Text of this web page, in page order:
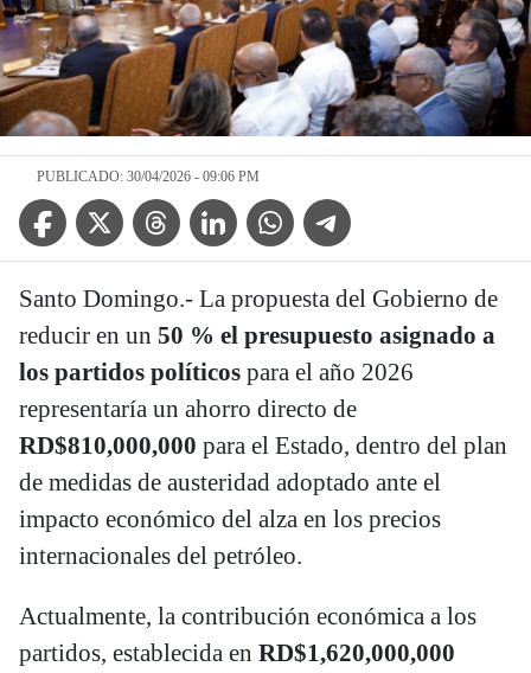
PUBLICADO: 30/04/2026 - 09:06 PM
Facebook IconTwitter IconThreads IconLinkedin IconWhatsApp IconTelegram Icon
Santo Domingo.- La propuesta del Gobierno de
reducir en un 50 % el presupuesto asignado a
los partidos políticos para el año 2026
representaría un ahorro directo de
RD$810,000,000 para el Estado, dentro del plan
de medidas de austeridad adoptado ante el
impacto económico del alza en los precios
internacionales del petróleo.
Actualmente, la contribución económica a los
partidos, establecida en RD$1,620,000,000